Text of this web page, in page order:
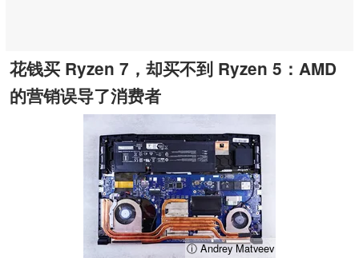
花钱买 Ryzen 7，却买不到 Ryzen 5：AMD
的营销误导了消费者
ⓘ Andrey Matveev